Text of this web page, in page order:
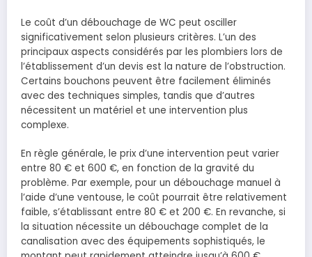
Le coût d’un débouchage de WC peut osciller
significativement selon plusieurs critères. L’un des
principaux aspects considérés par les plombiers lors de
l’établissement d’un devis est la nature de l’obstruction.
Certains bouchons peuvent être facilement éliminés
avec des techniques simples, tandis que d’autres
nécessitent un matériel et une intervention plus
complexe.
En règle générale, le prix d’une intervention peut varier
entre 80 € et 600 €, en fonction de la gravité du
problème. Par exemple, pour un débouchage manuel à
l’aide d’une ventouse, le coût pourrait être relativement
faible, s’établissant entre 80 € et 200 €. En revanche, si
la situation nécessite un débouchage complet de la
canalisation avec des équipements sophistiqués, le